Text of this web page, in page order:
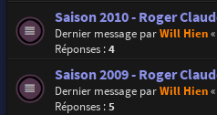
Saison 2010 - Roger
Dernier message parWill Hien«
Réponses :4
Saison 2009 - Roger
Dernier message parWill Hien«
Réponses :5